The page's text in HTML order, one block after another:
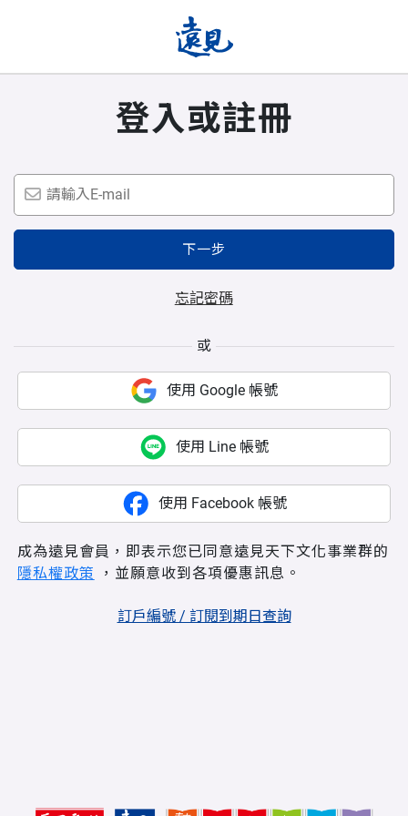
登入或註冊
下一步
忘記密碼
或
使用 Google 帳號
使用 Line 帳號
使用 Facebook 帳號
成為遠見會員，即表示您已同意遠見天下文化事業群的
隱私權政策 ，並願意收到各項優惠訊息。
訂戶編號 / 訂閱到期日查詢